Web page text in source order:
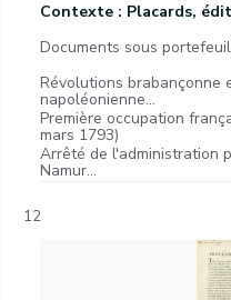
Contexte : Placards,
Documents sous
Révolutions brabançonne
napoléonienne...
Première occupation
mars 1793)
Arrêté de l'administration
Namur...
12